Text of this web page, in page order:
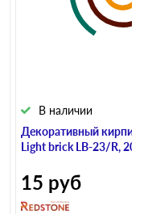
Декоративный кирпич
Light brick LB-23/R,
В наличии
15 руб